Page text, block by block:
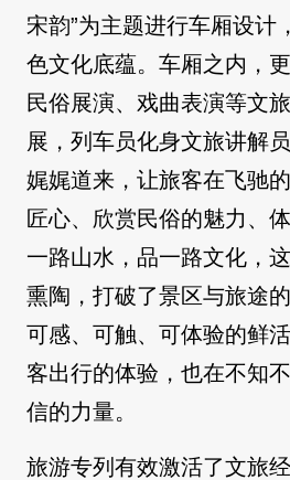
宋韵”为主题进行车厢设计
色文化底蕴。车厢之内，
民俗展演、戏曲表演等文
展，列车员化身文旅讲解
娓娓道来，让旅客在飞驰
匠心、欣赏民俗的魅力、
一路山水，品一路文化，
熏陶，打破了景区与旅途
可感、可触、可体验的鲜
客出行的体验，也在不知
信的力量。
旅游专列有效激活了文旅